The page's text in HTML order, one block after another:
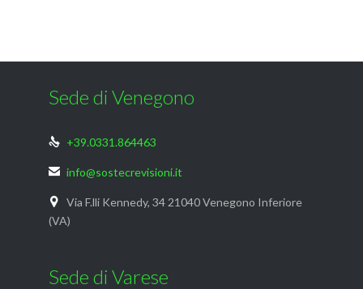
Sede di Venegono
 +39.0331.864463
 info@sostecrevisioni.it

Via F.lli Kennedy, 34 21040 Venegono Inferiore
(VA)
Sede di Varese